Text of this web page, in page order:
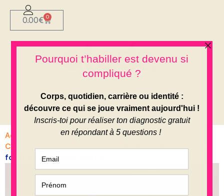
0.00€ 0
Accueil BLOG ETHIQUE»LE JOURNAL ATODE
COLORIMETRIE
fonction de sa colorimétrie ?